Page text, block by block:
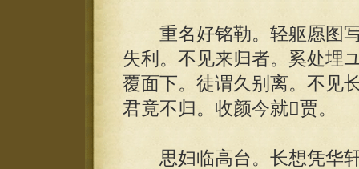
重名好铭勒。轻躯愿图写
失利。不见来归者。奚处埋
覆面下。徒谓久别离。不见
君竟不归。收颜今就贾。
思妇临高台。长想凭华轩